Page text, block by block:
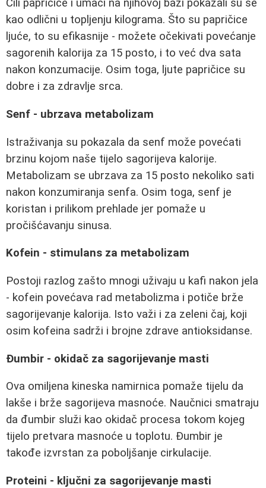
Čili papričice i umaci na njihovoj bazi pokazali su se
kao odlični u topljenju kilograma. Što su papričice
ljuće, to su efikasnije - možete očekivati povećanje
sagorenih kalorija za 15 posto, i to već dva sata
nakon konzumacije. Osim toga, ljute papričice su
dobre i za zdravlje srca.
Senf - ubrzava metabolizam
Istraživanja su pokazala da senf može povećati
brzinu kojom naše tijelo sagorijeva kalorije.
Metabolizam se ubrzava za 15 posto nekoliko sati
nakon konzumiranja senfa. Osim toga, senf je
koristan i prilikom prehlade jer pomaže u
pročišćavanju sinusa.
Kofein - stimulans za metabolizam
Postoji razlog zašto mnogi uživaju u kafi nakon jela
- kofein povećava rad metabolizma i potiče brže
sagorijevanje kalorija. Isto važi i za zeleni čaj, koji
osim kofeina sadrži i brojne zdrave antioksidanse.
Đumbir - okidač za sagorijevanje masti
Ova omiljena kineska namirnica pomaže tijelu da
lakše i brže sagorijeva masnoće. Naučnici smatraju
da đumbir služi kao okidač procesa tokom kojeg
tijelo pretvara masnoće u toplotu. Đumbir je
takođe izvrstan za poboljšanje cirkulacije.
Proteini - ključni za sagorijevanje masti